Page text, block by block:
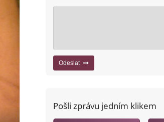
Odeslat
Pošli zprávu jedním klikem